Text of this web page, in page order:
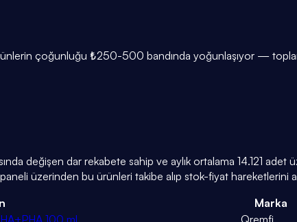
çoğunluğu ₺250-500 bandında yoğunlaşıyor —
değişen dar rekabete sahip ve aylık ortalama 14.121
üzerinden bu ürünleri takibe alıp stok-fiyat hareketlerini
Marka
100 ml Qremfi